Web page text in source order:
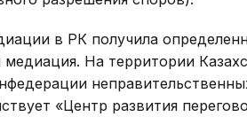
в РК получила
медиация. На территории
«Центр развития